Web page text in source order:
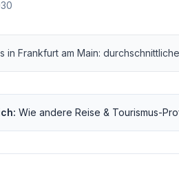
in Frankfurt am Main:
Wie andere Reise & Tourismus-